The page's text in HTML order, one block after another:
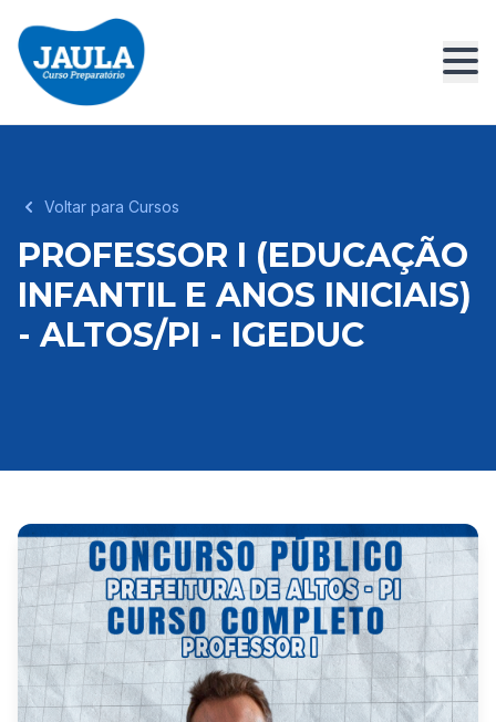
Voltar para Cursos
PROFESSOR I (EDUCAÇÃO
INFANTIL E ANOS INICIAIS)
- ALTOS/PI - IGEDUC